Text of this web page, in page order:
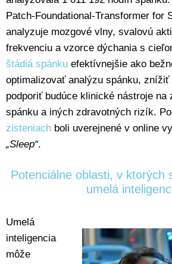
Patch-Foundational-Transformer for
analyzuje mozgové vlny, svalovú
frekvenciu a vzorce dýchania s
štádiá spánku efektívnejšie ako
optimalizovať analýzu spánku, znížiť
podporiť budúce klinické nástroje na
spánku a iných zdravotných rizík.
zisteniach boli uverejnené v online
„Sleep“.
Potenciálne oblasti, v ktorých
umelá
Umelá
inteligencia
môže